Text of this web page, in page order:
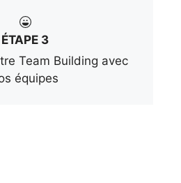
ÉTAPE 3
Team Building avec
équipes